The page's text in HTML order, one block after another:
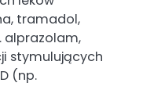
tramadol,
alprazolam,
stymulujących
(np.